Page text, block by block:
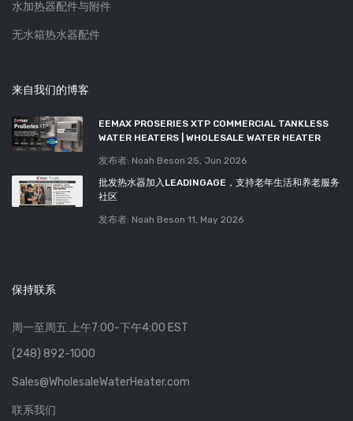
水加热器配件与附件
无水箱热水器配件
来自我们的博客
EEMAX PROSERIES XTP COMMERCIAL TANKLESS
WATER HEATERS | WHOLESALE WATER HEATER
发布者: Noah Beson 25, Jun 2026
批发热水器加入LEADINGAGE，支持老年生活和养老服务
社区
发布者: Noah Beson 11, May 2026
保持联系
周一至周五 上午7:00-下午4:00 EST
(248) 892-1000
Sales@WholesaleWaterHeater.com
联系我们